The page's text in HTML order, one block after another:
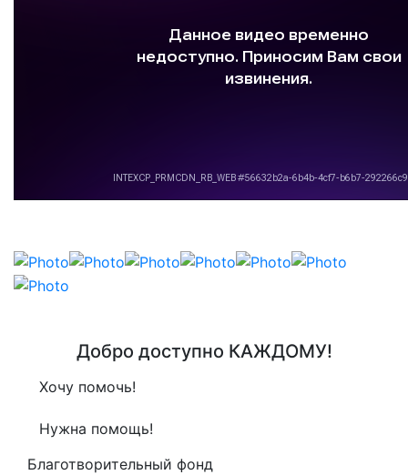
Добро доступно КАЖДОМУ!
Хочу помочь!
Нужна помощь!
Благотворительный фонд